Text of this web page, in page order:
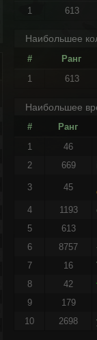
1
613
Наибольшее
#
Ранг
1
613
Наибольшее
#
Ранг
1
46
2 669
3 45
4 1193
5 613
6 8757
7 16
8 42
9 179
10 2698